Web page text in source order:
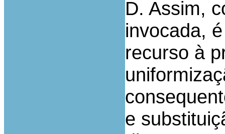
D. Assim,
invocada,
recurso à
e